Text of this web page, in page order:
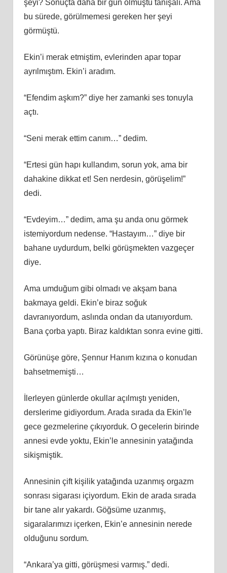
şeyi? Sonuçta daha bir gün olmuştu tanışalı. Ama
bu sürede, görülmemesi gereken her şeyi
görmüştü.
Ekin’i merak etmiştim, evlerinden apar topar
ayrılmıştım. Ekin’i aradım.
“Efendim aşkım?” diye her zamanki ses tonuyla
açtı.
“Seni merak ettim canım…” dedim.
“Ertesi gün hapı kullandım, sorun yok, ama bir
dahakine dikkat et! Sen nerdesin, görüşelim!”
dedi.
“Evdeyim…” dedim, ama şu anda onu görmek
istemiyordum nedense. “Hastayım…” diye bir
bahane uydurdum, belki görüşmekten vazgeçer
diye.
Ama umduğum gibi olmadı ve akşam bana
bakmaya geldi. Ekin’e biraz soğuk
davranıyordum, aslında ondan da utanıyordum.
Bana çorba yaptı. Biraz kaldıktan sonra evine gitti.
Görünüşe göre, Şennur Hanım kızına o konudan
bahsetmemişti…
İlerleyen günlerde okullar açılmıştı yeniden,
derslerime gidiyordum. Arada sırada da Ekin’le
gece gezmelerine çıkıyorduk. O gecelerin birinde
annesi evde yoktu, Ekin’le annesinin yatağında
sikişmiştik.
Annesinin çift kişilik yatağında uzanmış orgazm
sonrası sigarası içiyordum. Ekin de arada sırada
bir tane alır yakardı. Göğsüme uzanmış,
sigaralarımızı içerken, Ekin’e annesinin nerede
olduğunu sordum.
“Ankara’ya gitti, görüşmesi varmış.” dedi.